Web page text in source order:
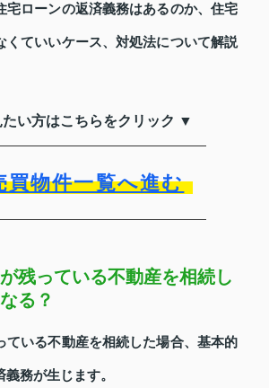
宅ローンの返済義務はあるのか、住宅
くていいケース、対処法について解説
い方はこちらをクリック ▼
買物件一覧へ進む
残っている不動産を相続し
る？
ている不動産を相続した場合、基本的
務が生じます。